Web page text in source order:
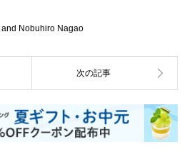
and Nobuhiro Nagao